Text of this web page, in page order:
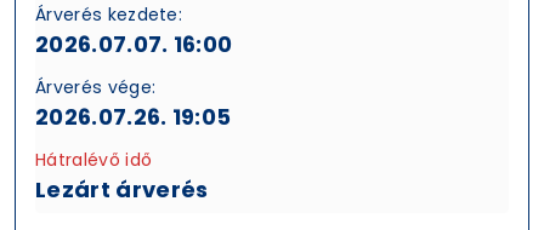
Árverés kezdete:
2026.07.07. 16:00
Árverés vége:
2026.07.26. 19:05
Hátralévő idő
Lezárt árverés